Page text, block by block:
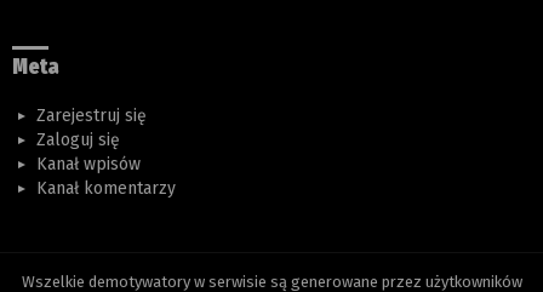
Meta
Zarejestruj się
Zaloguj się
Kanał wpisów
Kanał komentarzy
Wszelkie demotywatory w serwisie są generowane przez użytkowników